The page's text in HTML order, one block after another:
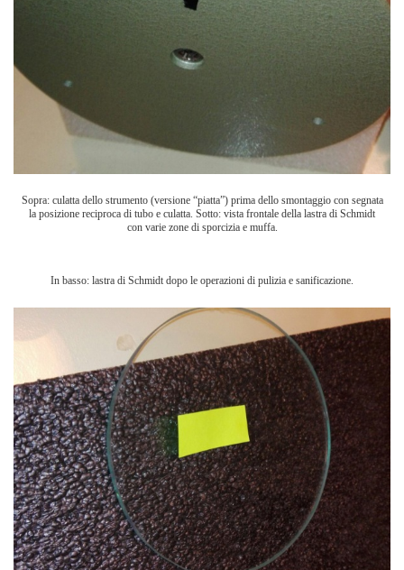
Sopra: culatta dello strumento (versione “piatta”) prima dello smontaggio con segnata
la posizione reciproca di tubo e culatta. Sotto: vista frontale della lastra di Schmidt
con varie zone di sporcizia e muffa.
In basso: lastra di Schmidt dopo le operazioni di pulizia e sanificazione.